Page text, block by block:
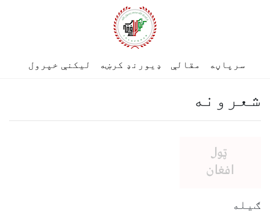
سرپاڼه مقالې ډیورنډ کرښه لیکنې خپرول
شعرونه
ګیله